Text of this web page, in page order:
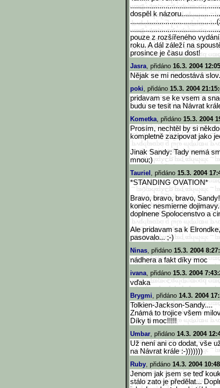
..............................
dospěl k
..............................
..............................
pouze z rozšířeného
roku. A dál záleží na
prosince je času dost!
Jasra, přidáno 16.3. 2004
Nějak se mi nedostává
poki, přidáno 15.3. 2004
pridavam se ke vsem a
budu se tesit na Návrat
Kometka, přidáno 15.3. 2004
Prosím, nechtěl by si
kompletně zazipovat jako
Jinak Sandy: Tady nemá
mnou;)
Tauriel , přidáno 15.3. 2004
*STANDING OVATION*
Bravo, bravo, bravo,
koniec nesmierne
doplnene Spolocenstvo a
Ale pridavam sa k
pasovalo... ;-)
Ninas, přidáno 15.3. 2004
nádhera a fakt díky moc
ivana, přidáno 15.3. 2004
vďaka
Brygmi, přidáno 14.3. 2004
Tolkien-Jackson-Sandy....
Známá to trojice všem
Díky ti moc!!!!!
Umbar, přidáno 14.3. 2004
Už není ani co dodat, vše
na Návrat krále :-)))))))
Ruby, přidáno 14.3. 2004
Jenom jak jsem se teď
stálo zato je předělat...